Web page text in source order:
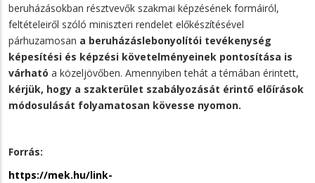
beruházásokban résztvevők szakmai képzésének formáiról,
feltételeiről szóló miniszteri rendelet előkészítésével
párhuzamosan a beruházáslebonyolítói tevékenység
képesítési és képzési követelményeinek pontosítása is
várható a közeljövőben. Amennyiben tehát a témában érintett,
kérjük, hogy a szakterület szabályozását érintő előírások
módosulását folyamatosan kövesse nyomon.
Forrás:
https://mek.hu/link-